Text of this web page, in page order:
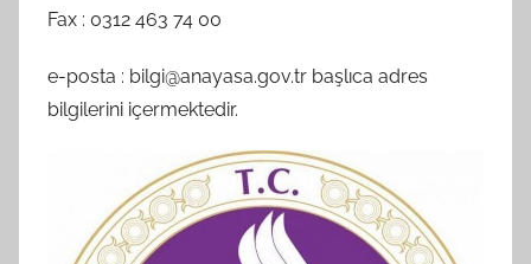
Fax : 0312 463 74 00
e-posta : bilgi@anayasa.gov.tr başlıca adres
bilgilerini içermektedir.